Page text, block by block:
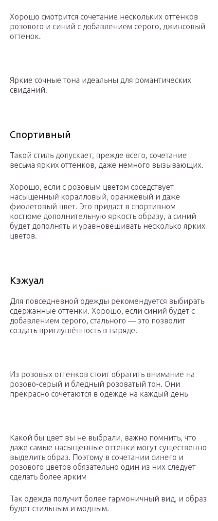
Хорошо смотрится сочетание нескольких оттенков
розового и синий с добавлением серого, джинсовый
оттенок.
Яркие сочные тона идеальны для романтических
свиданий.
Спортивный
Такой стиль допускает, прежде всего, сочетание
весьма ярких оттенков, даже немного вызывающих.
Хорошо, если с розовым цветом соседствует
насыщенный коралловый, оранжевый и даже
фиолетовый цвет. Это придаст в спортивном
костюме дополнительную яркость образу, а синий
будет дополнять и уравновешивать несколько ярких
цветов.
Кэжуал
Для повседневной одежды рекомендуется выбирать
сдержанные оттенки. Хорошо, если синий будет с
добавлением серого, стального — это позволит
создать приглушённость в наряде.
Из розовых оттенков стоит обратить внимание на
розово-серый и бледный розоватый тон. Они
прекрасно сочетаются в одежде на каждый день
Какой бы цвет вы не выбрали, важно помнить, что
даже самые насыщенные оттенки могут существенно
выделить образ. Поэтому в сочетании синего и
розового цветов обязательно один из них следует
сделать более ярким
Так одежда получит более гармоничный вид, и образ
будет стильным и модным.